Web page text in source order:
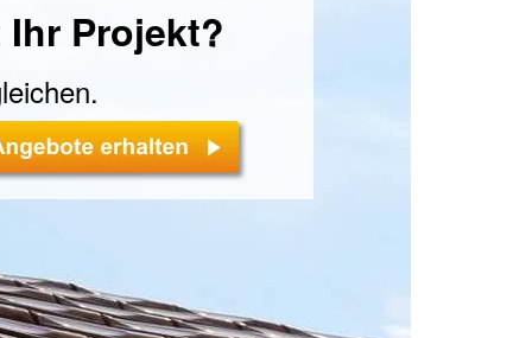
Projekt?